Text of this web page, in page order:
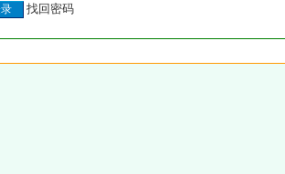
找回密码